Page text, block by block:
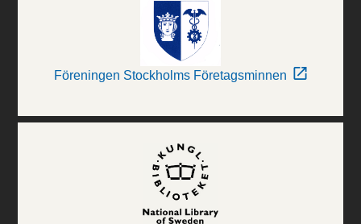
Föreningen Stockholms Företagsminnen